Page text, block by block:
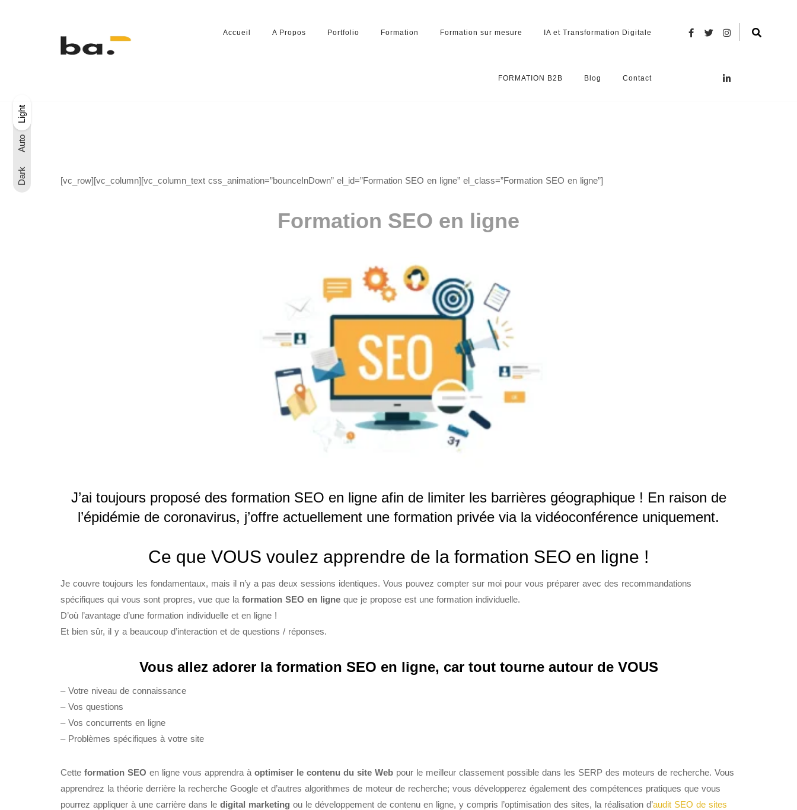
Dark
Auto
Light
Dark
Auto
Light
Accueil A Propos Portfolio Formation Formation sur mesure IA et Transformation Digitale
FORMATION B2B Blog Contact
[vc_row][vc_column][vc_column_text css_animation=”bounceInDown” el_id=”Formation SEO en ligne” el_class=”Formation SEO en ligne”]
Formation SEO en ligne
J’ai toujours proposé des formation SEO en ligne afin de limiter les barrières géographique ! En raison de
l’épidémie de coronavirus, j’offre actuellement une formation privée via la vidéoconférence uniquement.
Ce que VOUS voulez apprendre de la formation SEO en ligne !
Je couvre toujours les fondamentaux, mais il n’y a pas deux sessions identiques. Vous pouvez compter sur moi pour vous préparer avec des recommandations
spécifiques qui vous sont propres, vue que la formation SEO en ligne que je propose est une formation individuelle.
D’où l’avantage d’une formation individuelle et en ligne !
Et bien sûr, il y a beaucoup d’interaction et de questions / réponses.
Vous allez adorer la formation SEO en ligne, car tout tourne autour de VOUS
– Votre niveau de connaissance
– Vos questions
– Vos concurrents en ligne
– Problèmes spécifiques à votre site
Cette formation SEO en ligne vous apprendra à optimiser le contenu du site Web pour le meilleur classement possible dans les SERP des moteurs de recherche. Vous
apprendrez la théorie derrière la recherche Google et d’autres algorithmes de moteur de recherche; vous développerez également des compétences pratiques que vous
pourrez appliquer à une carrière dans le digital marketing ou le développement de contenu en ligne, y compris l’optimisation des sites, la réalisation d’audit SEO de sites